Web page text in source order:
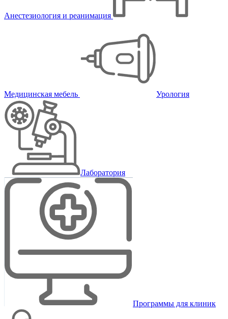
Анестезиология и реанимация
Медицинская мебель Урология
Лаборатория
Программы для клиник